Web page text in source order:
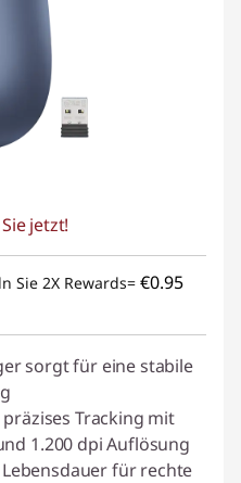
jetzt!
Sie 2X Rewards= €0.95
sorgt für eine stabile
Tracking mit
1.200 dpi Auflösung
für rechte